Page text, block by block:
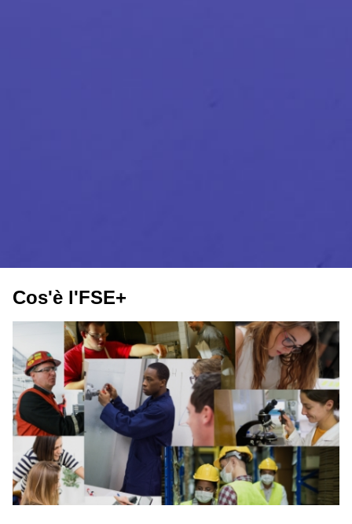
Cos'è l'FSE+